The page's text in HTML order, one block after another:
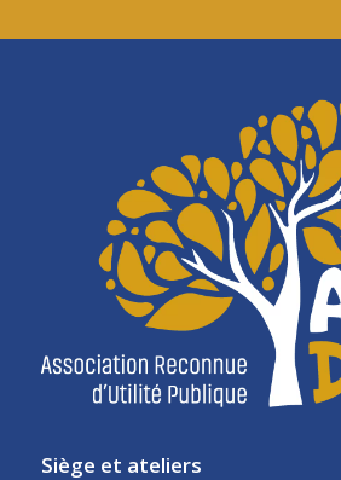
Siège et ateliers